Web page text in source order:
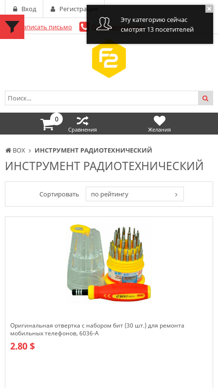
BOX ИНСТРУМЕНТ РАДИОТЕХНИЧЕСКИЙ
ИНСТРУМЕНТ РАДИОТЕХНИЧЕСКИЙ
Сортировать по рейтингу
Оригинальная отвертка с набором бит (30 шт.) для ремонта
мобильных телефонов, 6036-A
2.80 $
Написать письмо Перезвоните мне
Вход Регистрация
0
Сравнения Желания
Эту категорию сейчас
смотрят 13 посетителей